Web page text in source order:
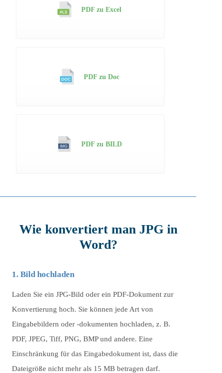
PDF zu Excel
PDF zu Doc
PDF zu BILD
Wie konvertiert man JPG in
Word?
1. Bild hochladen
Laden Sie ein JPG-Bild oder ein PDF-Dokument zur
Konvertierung hoch. Sie können jede Art von
Eingabebildern oder -dokumenten hochladen, z. B.
PDF, JPEG, Tiff, PNG, BMP und andere. Eine
Einschränkung für das Eingabedokument ist, dass die
Dateigröße nicht mehr als 15 MB betragen darf.